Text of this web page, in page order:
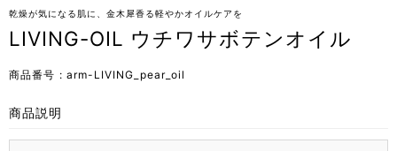
乾燥が気になる肌に、金木犀香る軽やかオイルケアを
LIVING-OIL ウチワサボテンオイル
商品番号 arm-LIVING_pear_oil
商品説明